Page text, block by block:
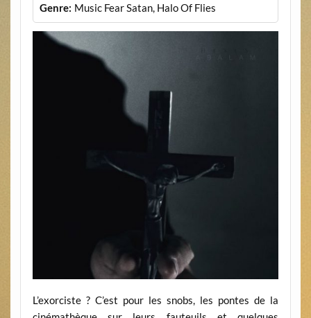
Genre: Music Fear Satan, Halo Of Flies
L’exorciste ? C’est pour les snobs, les pontes de la